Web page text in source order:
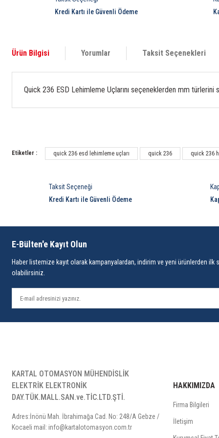
Kredi Kartı ile Güvenli Ödeme
Ürün Bilgisi Yorumlar Taksit Seçenekleri
Quick 236 ESD Lehimleme Uçlarını seçeneklerden mm türlerini
Etiketler : quick 236 esd lehimleme uçları quick 236 quick 236
Taksit Seçeneği
Kredi Kartı ile Güvenli Ödeme
E-Bülten'e Kayıt Olun
Haber listemize kayıt olarak kampanyalardan, indirim ve yeni ürünlerden ilk
olabilirsiniz.
KARTAL OTOMASYON MÜHENDİSLİK
ELEKTRİK ELEKTRONİK
DAY.TÜK.MALL.SAN.ve.TİC.LTD.ŞTİ.
Adres:İnönü Mah. İbrahimağa Cad. No: 248/A Gebze /
Kocaeli mail: info@kartalotomasyon.com.tr
HAKKIMIZDA
Firma Bilgileri
İletişim